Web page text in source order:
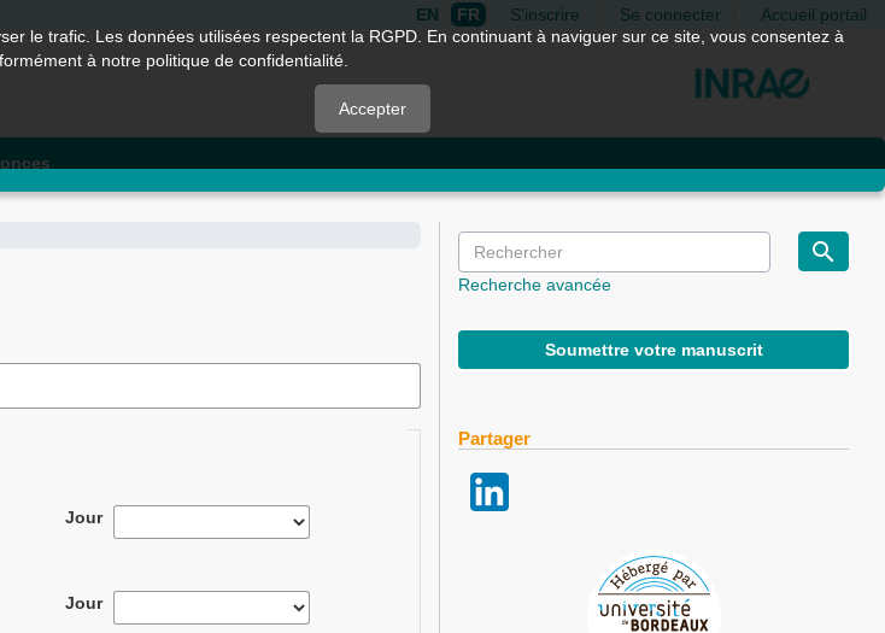
EN FR S'inscrire Se connecter Accueil portail
Jour
Jour
Recherche avancée
Soumettre votre manuscrit
Partager
le trafic. Les données utilisées respectent la RGPD. En continuant à naviguer sur ce site, vous consentez à
à notre politique de confidentialité.
Accepter